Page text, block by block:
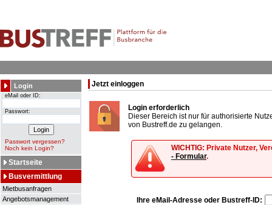
Login
eMail oder ID:
Passwort:
Passwort vergessen?
Noch kein Login?
Startseite
Busvermittlung
Mietbusanfragen
Angebotsmanagement
Jetzt einloggen
Login erforderlich
Dieser Bereich ist nur für authorisierte
von Bustreff.de zu gelangen.
WICHTIG: Private Nutzer,
- Formular.
Ihre eMail-Adresse oder Bustreff-ID: